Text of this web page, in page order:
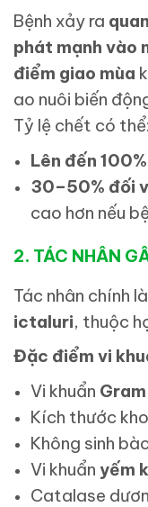
Bệnh xảy ra
phát mạnh vào
điểm giao mùa
ao nuôi biến
Tỷ lệ chết có thể:
Lên đến
30–50% đối
cao hơn nếu
2. TÁC NHÂN
Tác nhân chính
ictaluri, thuộc
Đặc điểm vi
Vi khuẩn
Kích thước
Không sinh
Vi khuẩn yếm
Catalase